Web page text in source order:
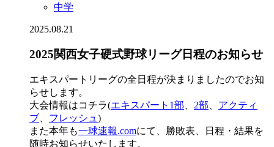
中学
2025.08.21
2025関西女子硬式野球リーグ日程のお知らせ
エキスパートリーグの全日程が決まりましたのでお知
らせします。
大会情報はコチラ(エキスパート1部、 2部、 アクティ
ブ、 フレッシュ)
また本年も一球速報.comにて、勝敗表、日程・結果を
随時お知らせいたします。